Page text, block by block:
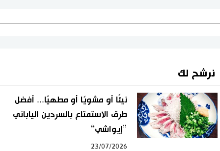
نرشح لك
نيئًا أو مشويًا أو مطهيًا... أفضل
طرق الاستمتاع بالسردين الياباني
”إيواشي“
23/07/2026